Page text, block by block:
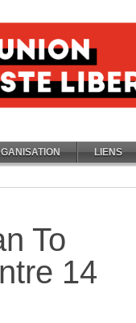
LIENS
To
14